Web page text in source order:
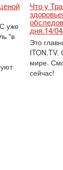
уже
"в
Что у
дня.14/
Это
ITON.TV.
мире.
сейчас!